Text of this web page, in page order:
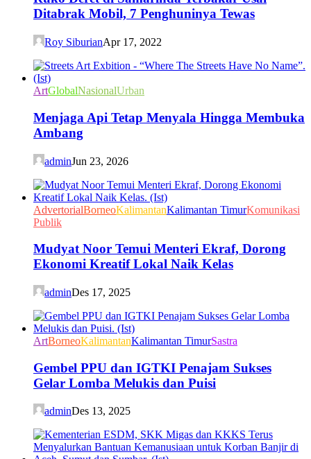
Ditabrak Mobil, 7 Penghuninya Tewas
Roy SiburianApr 17, 2022
ArtGlobalNasionalUrban
Menjaga Api Tetap Menyala Hingga Membuka
Ambang
adminJun 23, 2026
AdvertorialBorneoKalimantanKalimantan TimurKomunikasi
Publik
Mudyat Noor Temui Menteri Ekraf, Dorong
Ekonomi Kreatif Lokal Naik Kelas
adminDes 17, 2025
ArtBorneoKalimantanKalimantan TimurSastra
Gembel PPU dan IGTKI Penajam Sukses
Gelar Lomba Melukis dan Puisi
adminDes 13, 2025